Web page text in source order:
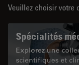
Veuillez choisir votre
Spécialités
Explorez une
scientifiques et